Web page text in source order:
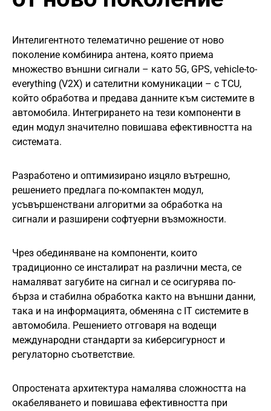
Интелигентното телематично решение от ново
поколение комбинира антена, която приема
множество външни сигнали – като 5G, GPS, vehicle-to-
everything (V2X) и сателитни комуникации – с TCU,
който обработва и предава данните към системите в
автомобила. Интегрирането на тези компоненти в
един модул значително повишава ефективността на
системата.
Разработено и оптимизирано изцяло вътрешно,
решението предлага по-компактен модул,
усъвършенствани алгоритми за обработка на
сигнали и разширени софтуерни възможности.
Чрез обединяване на компоненти, които
традиционно се инсталират на различни места, се
намаляват загубите на сигнал и се осигурява по-
бърза и стабилна обработка както на външни данни,
така и на информацията, обменяна с IT системите в
автомобила. Решението отговаря на водещи
международни стандарти за киберсигурност и
регулаторно съответствие.
Опростената архитектура намалява сложността на
окабеляването и повишава ефективността при